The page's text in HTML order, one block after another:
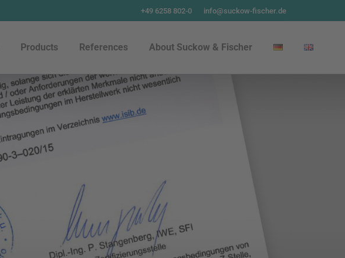
+49 6258 802-0 info@suckow-fischer.de
Products References About Suckow & Fischer
Products References About Suckow & Fischer